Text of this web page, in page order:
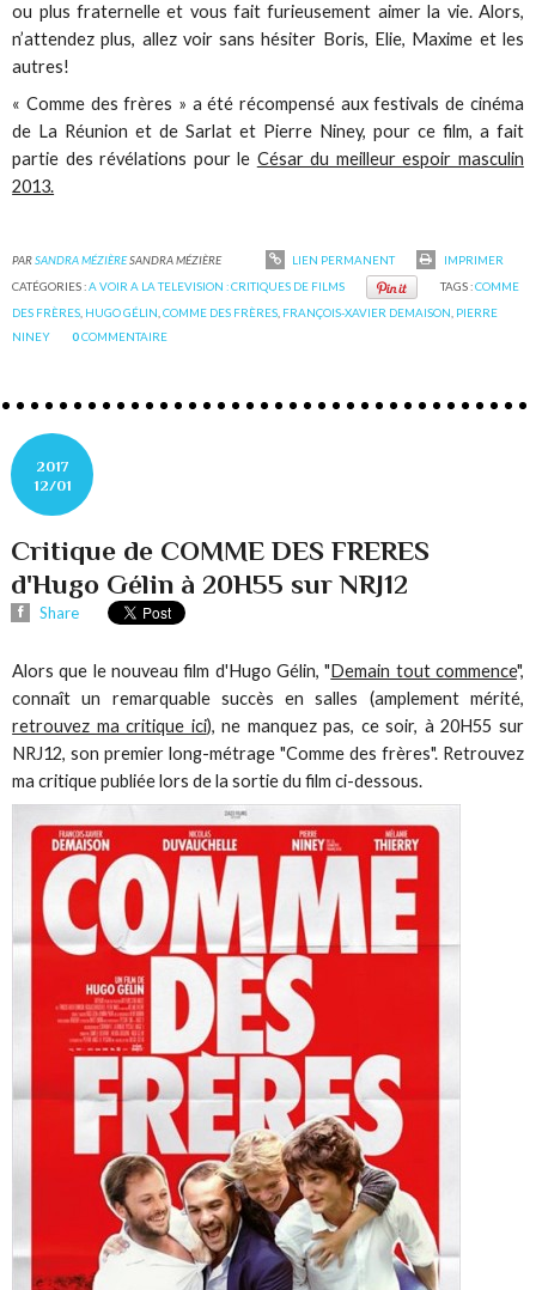
ou plus fraternelle et vous fait furieusement aimer la vie. Alors,
n’attendez plus, allez voir sans hésiter Boris, Elie, Maxime et les
autres!
« Comme des frères » a été récompensé aux festivals de cinéma
de La Réunion et de Sarlat et Pierre Niney, pour ce film, a fait
partie des révélations pour le César du meilleur espoir masculin
2013.
PARSANDRA MÉZIÈRESANDRA MÉZIÈRE LIEN PERMANENT
IMPRIMER
CATÉGORIES :A VOIR A LA TELEVISION : CRITIQUES DE FILMS TAGS :COMME
DES FRÈRES HUGO GÉLIN ,COMME DES FRÈRES FRANÇOIS-XAVIER DEMAISON PIERRE
NINEY
0COMMENTAIRE
2017
12/01
Critique de COMME DES FRERES
d'Hugo Gélin à 20H55 sur NRJ12
Share
Alors que le nouveau film d'Hugo Gélin, "Demain tout commence",
connaît un remarquable succès en salles (amplement mérité,
retrouvez ma critique ici), ne manquez pas, ce soir, à 20H55 sur
NRJ12, son premier long-métrage "Comme des frères". Retrouvez
ma critique publiée lors de la sortie du film ci-dessous.